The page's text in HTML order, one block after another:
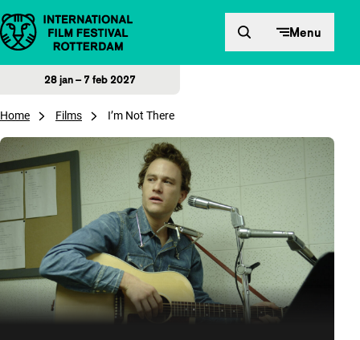
Direct naar inhoud Menu
28 jan – 7 feb 2027
Home Films I’m Not There